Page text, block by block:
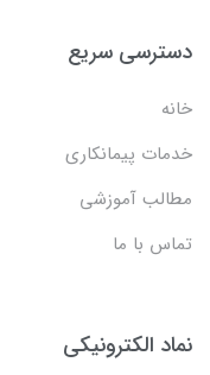
دسترسی سریع
خانه
خدمات پیمانکاری
مطالب آموزشی
تماس با ما
نماد الکترونیکی